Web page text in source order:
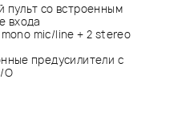
со встроенным
входа
mono mic/line + 2 stereo
предусилители с
O